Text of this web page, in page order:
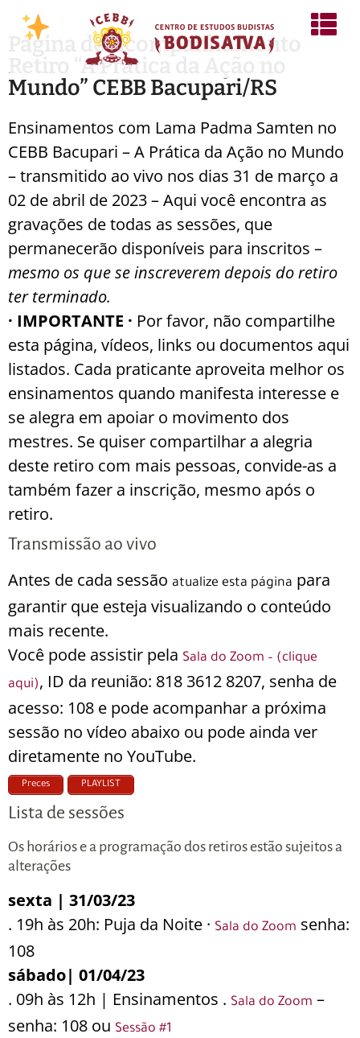
Página de Acompanhamento
Retiro “A Prática da Ação no
Mundo” CEBB Bacupari/RS
Ensinamentos com Lama Padma Samten no
CEBB Bacupari – A Prática da Ação no Mundo
– transmitido ao vivo nos dias 31 de março a
02 de abril de 2023 – Aqui você encontra as
gravações de todas as sessões, que
permanecerão disponíveis para inscritos –
mesmo os que se inscreverem depois do retiro
ter terminado.
· IMPORTANTE · Por favor, não compartilhe
esta página, vídeos, links ou documentos aqui
listados. Cada praticante aproveita melhor os
ensinamentos quando manifesta interesse e
se alegra em apoiar o movimento dos
mestres. Se quiser compartilhar a alegria
deste retiro com mais pessoas, convide-as a
também fazer a inscrição, mesmo após o
retiro.
Transmissão ao vivo
Antes de cada sessão atualize esta página para
garantir que esteja visualizando o conteúdo
mais recente.
Você pode assistir pela Sala do Zoom – (clique
aqui), ID da reunião: 818 3612 8207, senha de
acesso: 108 e pode acompanhar a próxima
sessão no vídeo abaixo ou pode ainda ver
diretamente no YouTube.
Preces PLAYLIST
Lista de sessões
Os horários e a programação dos retiros estão sujeitos a
alterações
sexta | 31/03/23
. 19h às 20h: Puja da Noite · Sala do Zoom senha:
108
sábado| 01/04/23
. 09h às 12h | Ensinamentos . Sala do Zoom –
senha: 108 ou Sessão #1